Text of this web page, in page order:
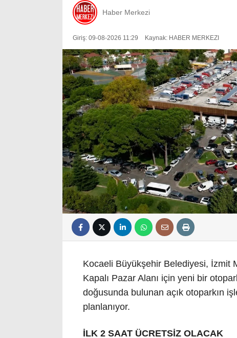
Haber Merkezi
Giriş: 09-08-2026 11:29 Kaynak: HABER MERKEZI
Kocaeli Büyükşehir Belediyesi, İzmit
Kapalı Pazar Alanı için yeni bir
doğusunda bulunan açık otoparkın
planlanıyor.
İLK 2 SAAT ÜCRETSİZ OLACAK